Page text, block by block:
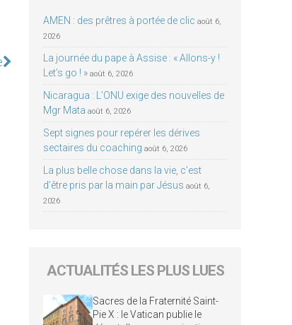
AMEN : des prêtres à portée de clic août 6,
2026
La journée du pape à Assise : « Allons-y !
Let’s go ! » août 6, 2026
Nicaragua : L’ONU exige des nouvelles de
Mgr Mata août 6, 2026
Sept signes pour repérer les dérives
sectaires du coaching août 6, 2026
La plus belle chose dans la vie, c’est
d’être pris par la main par Jésus août 6,
2026
ACTUALITÉS LES PLUS LUES
Sacres de la Fraternité Saint-
Pie X : le Vatican publie le